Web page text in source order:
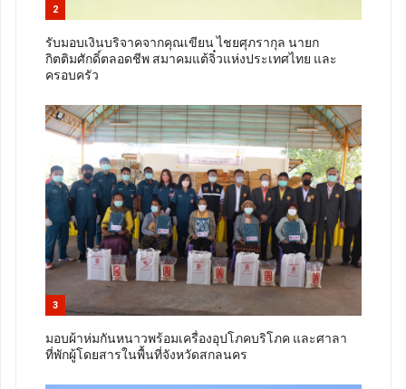
2
รับมอบเงินบริจาคจากคุณเขียน ไชยศุภรากุล นายก
กิตติมศักดิ์ตลอดชีพ สมาคมแต้จิ๋วแห่งประเทศไทย และ
ครอบครัว
3
มอบผ้าห่มกันหนาวพร้อมเครื่องอุปโภคบริโภค และศาลา
ที่พักผู้โดยสารในพื้นที่จังหวัดสกลนคร